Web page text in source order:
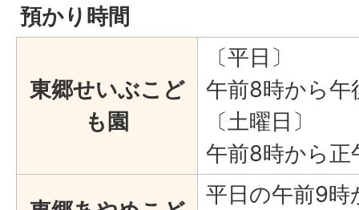
預かり時間
東郷せいぶこど
も園
〔平日〕
午前8時から午
〔土曜日〕
午前8時から正
平日の午前9